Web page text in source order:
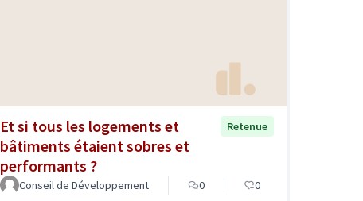
Et si tous les logements et
bâtiments étaient sobres et
performants ?
Retenue
Conseil de Développement 0 0